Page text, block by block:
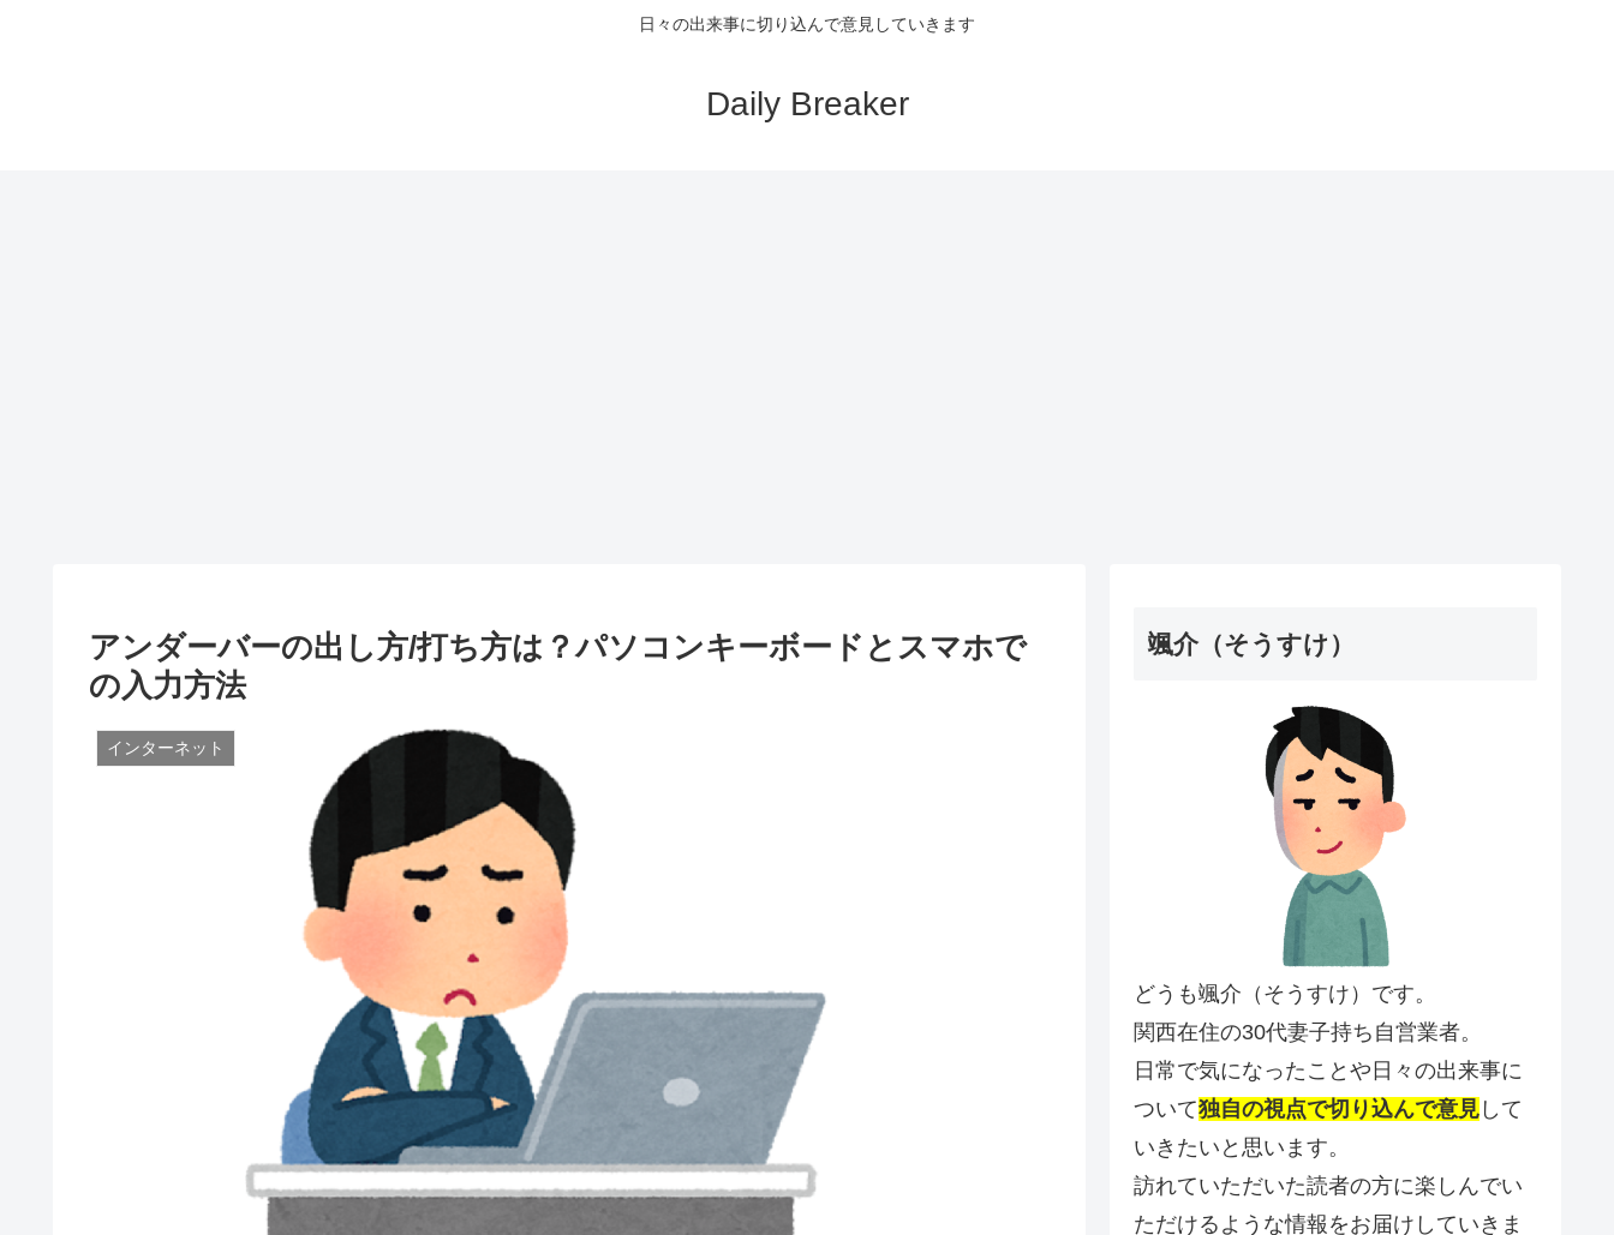
日々の出来事に切り込んで意見していきます
Daily Breaker
アンダーバーの出し方/打ち方は？パソコンキーボードとスマホで
の入力方法
インターネット
颯介（そうすけ）
どうも颯介（そうすけ）です。
関西在住の30代妻子持ち自営業者。
日常で気になったことや日々の出来事に
ついて独自の視点で切り込んで意見 して
いきたいと思います。
訪れていただいた読者の方に楽しんでい
ただけるような情報をお届けしていきま